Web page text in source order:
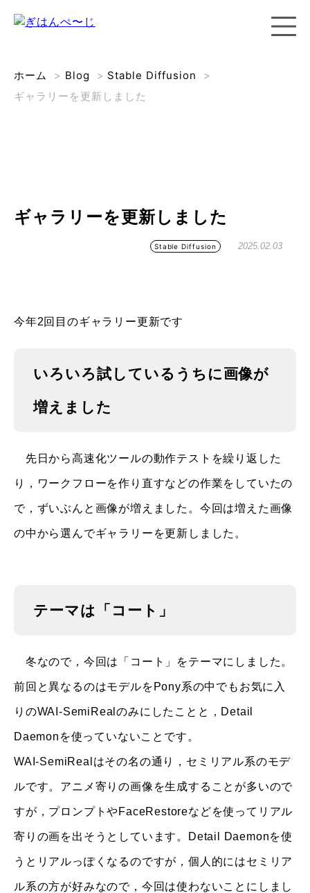
ホーム > Blog > Stable Diffusion
>
ギャラリーを更新しました
ギャラリーを更新しました
Stable Diffusion 2025.02.03
今年2回目のギャラリー更新です
いろいろ試しているうちに画像が
増えました
先日から高速化ツールの動作テストを繰り返した
り，ワークフローを作り直すなどの作業をしていたの
で，ずいぶんと画像が増えました。今回は増えた画像
の中から選んでギャラリーを更新しました。
テーマは「コート」
冬なので，今回は「コート」をテーマにしました。
前回と異なるのはモデルをPony系の中でもお気に入
りのWAI-SemiRealのみにしたことと，Detail
Daemonを使っていないことです。
WAI-SemiRealはその名の通り，セミリアル系のモデ
ルです。アニメ寄りの画像を生成することが多いので
すが，プロンプトやFaceRestoreなどを使ってリアル
寄りの画を出そうとしています。Detail Daemonを使
うとリアルっぽくなるのですが，個人的にはセミリア
ル系の方が好みなので，今回は使わないことにしまし